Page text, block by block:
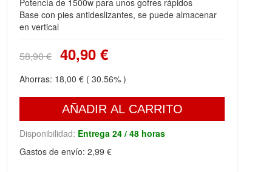
Potencía de 1500w para unos gofres rápidos
Base con pies antideslizantes, se puede almacenar
en vertical
58,90 € 40,90 €
Ahorras: 18,00 € ( 30.56% )
AÑADIR AL CARRITO
Disponibilidad: Entrega 24 / 48 horas
Gastos de envío: 2,99 €